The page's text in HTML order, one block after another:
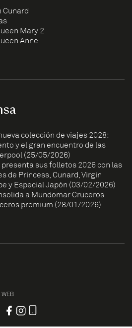
Cunard
Mary 2
Anne
colección de viajes 2028:
y el gran encuentro de las
(25/05/2026)
sus folletos 2026 con las
de Princess, Cunard, Virgin
y Especial Japón (03/02/2026)
a Mundomar Cruceros
premium (28/01/2026)